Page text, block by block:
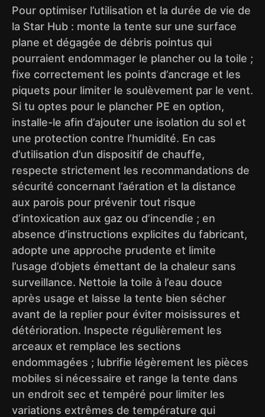
Pour optimiser l’utilisation et la durée de vie de
la Star Hub : monte la tente sur une surface
plane et dégagée de débris pointus qui
pourraient endommager le plancher ou la toile ;
fixe correctement les points d’ancrage et les
piquets pour limiter le soulèvement par le vent.
Si tu optes pour le plancher PE en option,
installe-le afin d’ajouter une isolation du sol et
une protection contre l’humidité. En cas
d’utilisation d’un dispositif de chauffe,
respecte strictement les recommandations de
sécurité concernant l’aération et la distance
aux parois pour prévenir tout risque
d’intoxication aux gaz ou d’incendie ; en
absence d’instructions explicites du fabricant,
adopte une approche prudente et limite
l’usage d’objets émettant de la chaleur sans
surveillance. Nettoie la toile à l’eau douce
après usage et laisse la tente bien sécher
avant de la replier pour éviter moisissures et
détérioration. Inspecte régulièrement les
arceaux et remplace les sections
endommagées ; lubrifie légèrement les pièces
mobiles si nécessaire et range la tente dans
un endroit sec et tempéré pour limiter les
variations extrêmes de température qui